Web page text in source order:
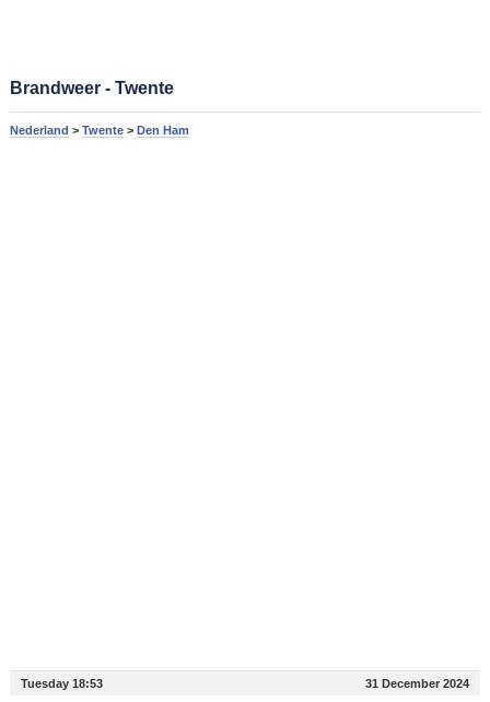
Brandweer - Twente
Nederland > Twente> Den Ham
Tuesday 18:53 31 December 2024